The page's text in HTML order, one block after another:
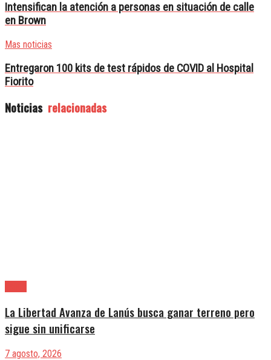
Intensifican la atención a personas en situación de calle
en Brown
Mas noticias
Entregaron 100 kits de test rápidos de COVID al Hospital
Fiorito
Noticias relacionadas
La Libertad Avanza de Lanús busca ganar terreno pero
sigue sin unificarse
7 agosto, 2026